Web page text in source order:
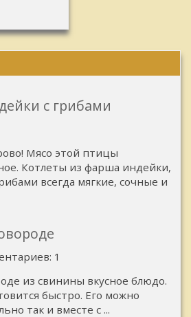
с грибами
Мясо этой птицы
Котлеты из фарша индейки,
всегда мягкие, сочные и
1
из свинины вкусное блюдо.
быстро. Его можно
так и вместе с ...